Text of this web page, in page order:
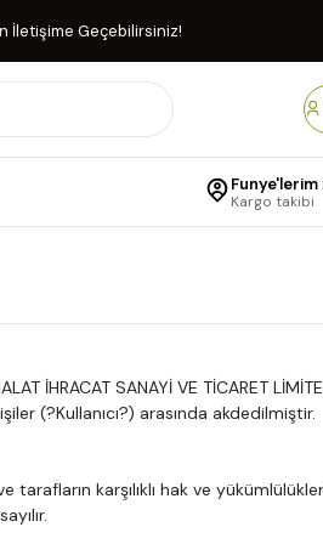
İletişime Geçebilirsiniz!
Kargo takibi
İHRACAT SANAYİ VE TİCARET
(?Kullanıcı?) arasında akdedilmiştir.
tarafların karşılıklı hak ve